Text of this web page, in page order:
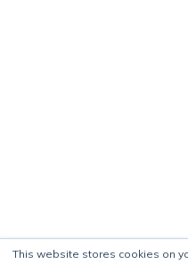
This website stores cookies on